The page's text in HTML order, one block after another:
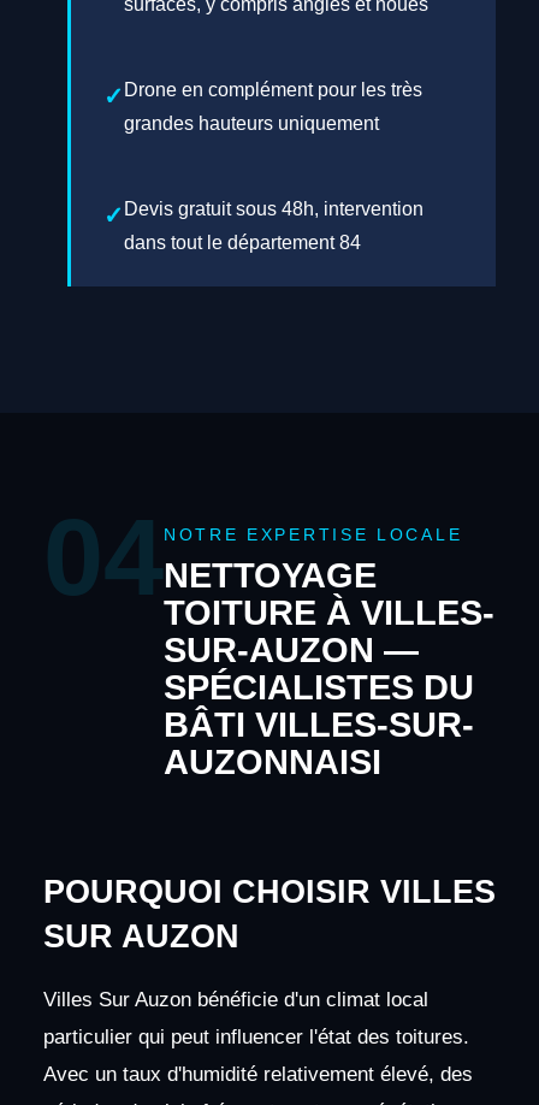
Drone en complément pour les très
grandes hauteurs uniquement
Devis gratuit sous 48h, intervention
dans tout le département 84
04NOTRE EXPERTISE LOCALE
NETTOYAGE
TOITURE À VILLES-
SUR-AUZON —
SPÉCIALISTES DU
BÂTI VILLES-SUR-
AUZONNAISI
POURQUOI CHOISIR VILLES
SUR AUZON
Villes Sur Auzon bénéficie d'un climat local
particulier qui peut influencer l'état des toitures.
Avec un taux d'humidité relativement élevé, des